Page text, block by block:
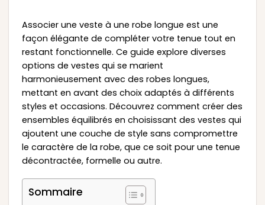
Associer une veste à une robe longue est une
façon élégante de compléter votre tenue tout en
restant fonctionnelle. Ce guide explore diverses
options de vestes qui se marient
harmonieusement avec des robes longues,
mettant en avant des choix adaptés à différents
styles et occasions. Découvrez comment créer des
ensembles équilibrés en choisissant des vestes qui
ajoutent une couche de style sans compromettre
le caractère de la robe, que ce soit pour une tenue
décontractée, formelle ou autre.
Sommaire